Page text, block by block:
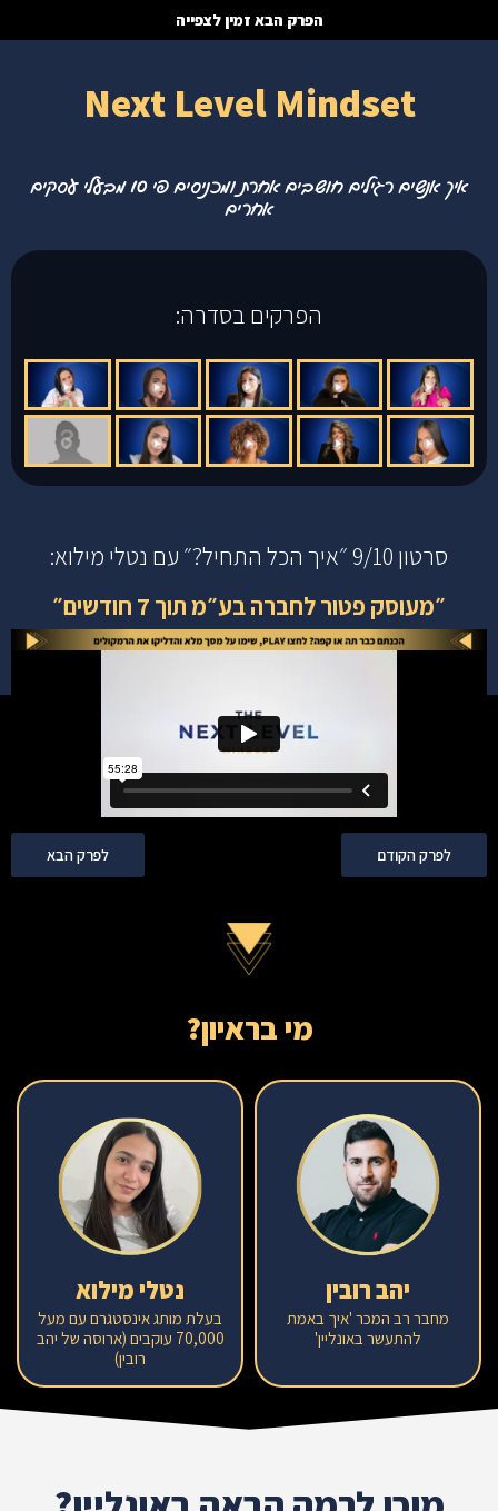
הפרק הבא זמין לצפייה
Next Level Mindset
איך אנשים רגילים חושבים אחרת ומכניסים פי 10 מבעלי עסקים
אחרים
הפרקים בסדרה:
סרטון 9/10 ״איך הכל התחיל?״ עם נטלי מילוא:
״מעוסק פטור לחברה בע״מ תוך 7 חודשים״
לפרק הקודם לפרק הבא
מי בראיון?
יהב רובין
מחבר רב המכר 'איך באמת
להתעשר באונליין'
נטלי מילוא
בעלת מותג אינסטגרם עם מעל
70,000 עוקבים (ארוסה של יהב
רובין)